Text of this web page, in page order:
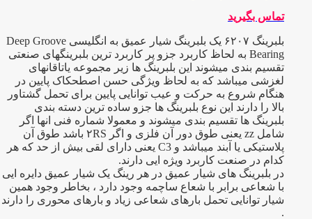
تماس بگیرید
بلبرینگ ۶۲۰۷ یک بلبرینگ شیار عمیق به انگلیسی Deep Groove
Bearing به لحاظ کاربرد جزو پر کاربرد ترین بلبرینگهای صنعتی
تقسیم بندی میشوند این بلبرینگ ها زیر مجموعه یاتاقانهای
لغزشی میباشد که به لحاظ ویژگی حسن اصطحکاک پایین در
هنگام شروع به حرکت و عیب توانایی پایین برای تحمل گشتاور
بالا را دارند این نوع بلبرینگ ها جزو ساده ترین دسته بندی
بلبرینگ ها تقسیم بندی میشوند و معمولا شماره فنی انها اگر
شامل zz یعنی طوق دور آن فلزی و اگر ۲RS باشد طوق آن
پلاستیکی یا آبند میباشد و C3 یعنی دارای لقی بیش از حد که هر
کدام در صنعت کاربرد ویژه ایی دارند.
در بلبرینگ های شیار عمیق در هر رینگ یک شیار عمیق دایره ایی
با شعاعی برابر با شعاع ساچمه وجود دارد ، بخاطر وجود همین
شیار توانایی تحمل بارهای شعاعی زیاد و بارهای محوری را دارند
.